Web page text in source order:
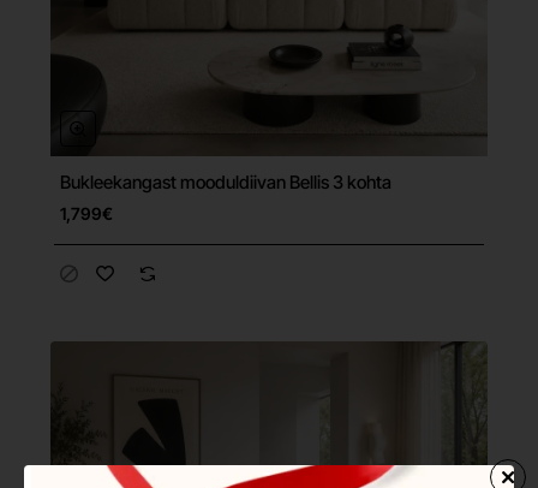
Tasuta tarne
Bukleekangast mooduldiivan Bellis 3 kohta
1,799€